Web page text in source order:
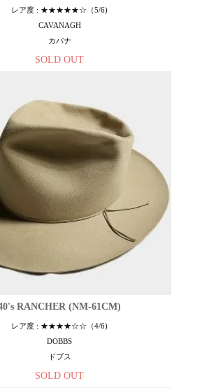
レア度 : ★★★★★☆（5/6)
CAVANAGH
カバナ
SOLD OUT
RANCHER (NM-61CM)
レア度 : ★★★★☆☆（4/6)
DOBBS
ドブス
SOLD OUT